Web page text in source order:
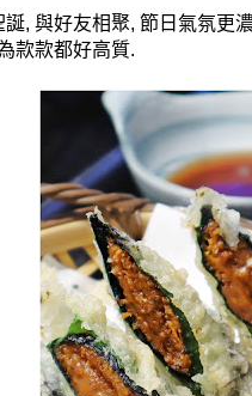
誕, 與好友相聚, 節日氣氛更
款款都好高質.